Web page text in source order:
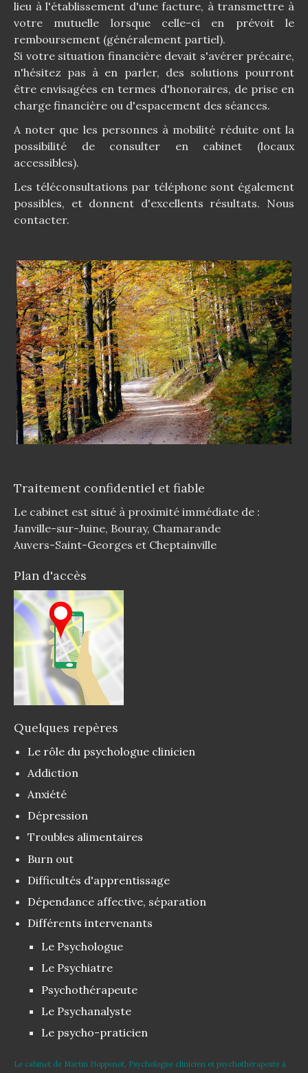
lieu à l'établissement d'une facture, à transmettre à
votre mutuelle lorsque celle-ci en prévoit le
remboursement (généralement partiel).
Si votre situation financière devait s'avérer précaire,
n'hésitez pas à en parler, des solutions pourront
être envisagées en termes d'honoraires, de prise en
charge financière ou d'espacement des séances.
A noter que les personnes à mobilité réduite ont la
possibilité de consulter en cabinet (locaux
accessibles).
Les téléconsultations par téléphone sont également
possibles, et donnent d'excellents résultats. Nous
contacter.
Traitement confidentiel et fiable
Le cabinet est situé à proximité immédiate de :
Janville-sur-Juine, Bouray, Chamarande
Auvers-Saint-Georges et Cheptainville
Plan d'accès
Quelques repères
Le rôle du psychologue clinicien
Addiction
Anxiété
Dépression
Troubles alimentaires
Burn out
Difficultés d'apprentissage
Dépendance affective, séparation
Différents intervenants
Le Psychologue
Le Psychiatre
Psychothérapeute
Le Psychanalyste
Le psycho-praticien
Le cabinet de Martin Hoppenot, Psychologue clinicien et psychothérapeute à